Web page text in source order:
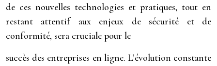
de ces nouvelles technologies et pratiques, tout en
restant attentif aux enjeux de sécurité et de
conformité, sera cruciale pour le
succès des entreprises en ligne. L’évolution constante